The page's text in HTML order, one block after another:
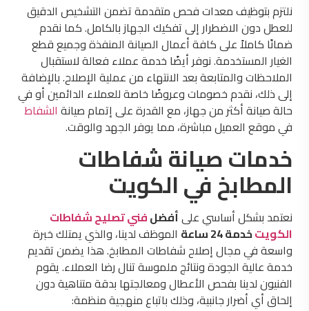
نلتزم بتوظيف معدات فحص متقدمة تضمن التشخيص الدقيق
للعطل دون الاضطرار إلى تفكيك الجهاز بالكامل. كما نقدم
ضمانًا كاملاً على كافة أعمال الصيانة المنفذة وجميع قطع
الغيار المستخدمة. نوفر أيضًا خدمة عملاء فعالة لاستقبال
الملاحظات والمتابعة بعد الانتهاء من عملية الإصلاح. بالإضافة
إلى ذلك، نقدم خصومات وعروضًا خاصة للعملاء الدائمين أو في
حالة صيانة أكثر من جهاز، مع القدرة على إتمام صيانةالشفاط
في موقع العميل مباشرة، مما يوفر الجهد والوقت.
خدمات صيانة شفاطات
المطابخ في الكويت
نعتمد بشكل أساسي علىأفضلفني تصليح شفاطات
الكويتخدمة 24 ساعة
الموظف لدينا، والذي يمتلك خبرة
واسعة في مجال إصلاح شفاطات المطابخ. هذا يضمن تقديم
خدمة عالية الجودة ونتائج ملموسة تنال رضا العملاء. يقوم
الفنيون لدينا بفحص الأعطال ومعالجتها بدقة متناهية دون
إلحاق أي أضرار جانبية، وذلك باتباع منهجية منظمة: